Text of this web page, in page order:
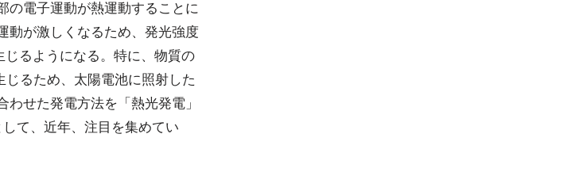
の電子運動が熱運動することに
動が激しくなるため、発光強度
るようになる。特に、物質の
るため、太陽電池に照射した
せた発電方法を「熱光発電」
て、近年、注目を集めてい